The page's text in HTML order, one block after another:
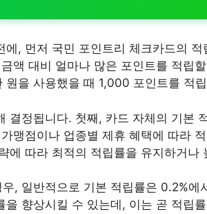
에, 먼저 국민 포인트리 체크카드의
액 대비 얼마나 많은 포인트를 적립
원을 사용했을 때 1,000 포인트를 적
결정됩니다. 첫째, 카드 자체의 기본
맹점이나 업종별 제휴 혜택에 따라
에 따라 최적의 적립률을 유지하거나
, 일반적으로 기본 적립률은 0.2%
을 향상시킬 수 있는데, 이는 곧 적립